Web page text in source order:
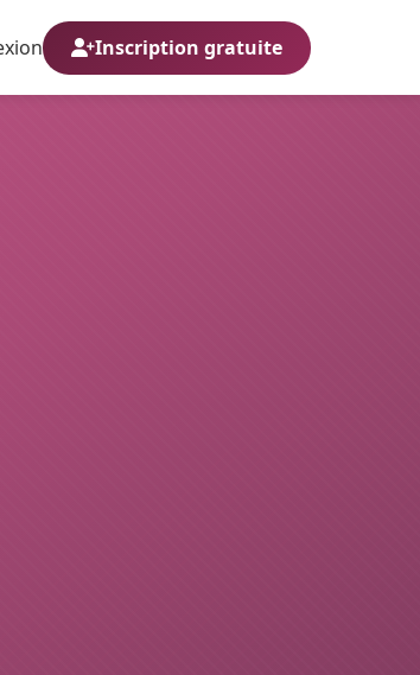
Inscription gratuite